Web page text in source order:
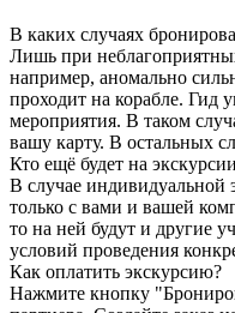
В каких случаях
Лишь при
например, аномально
проходит на корабле. Гид
мероприятия. В таком
вашу карту. В остальных
Кто ещё будет на
В случае индивидуальной
только с вами и вашей
то на ней будут и другие
условий проведения
Как оплатить экскурсию?
Нажмите кнопку